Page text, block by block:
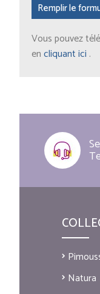
Remplir le
Vous pouvez
encliquant ici .
Natura